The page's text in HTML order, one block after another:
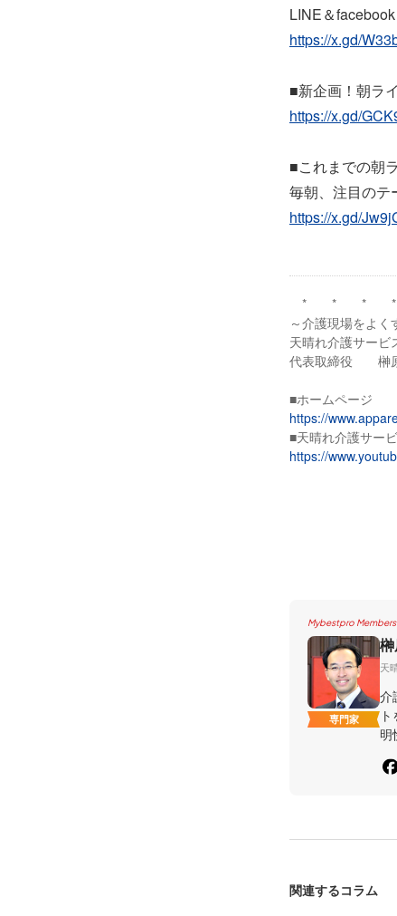
LINE＆
https://x.gd/
■新企画！朝ラ
https://x.gd/
■これまでの朝
毎朝、注目のテ
https://x.gd/
* * *
～介護現場をよく
天晴れ介護サー
代表取締役 榊
■ホームページ
https://
■天晴れ介護サー
https://
Mybestpro Members
専門家
天
介
明
関連するコラム